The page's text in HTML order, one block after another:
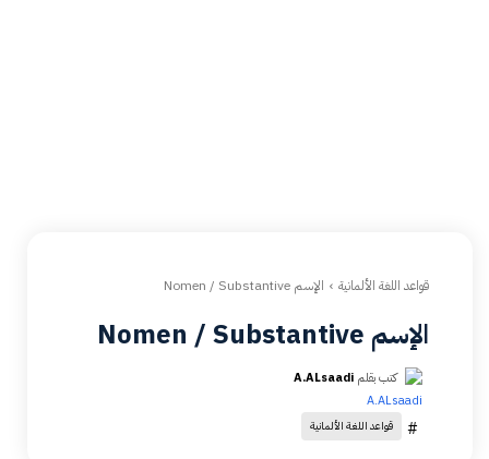
قواعد اللغة الألمانية الإسم Nomen / Substantive
الإسم Nomen / Substantive
كتب بقلم A.ALsaadi
# قواعد اللغة الألمانية